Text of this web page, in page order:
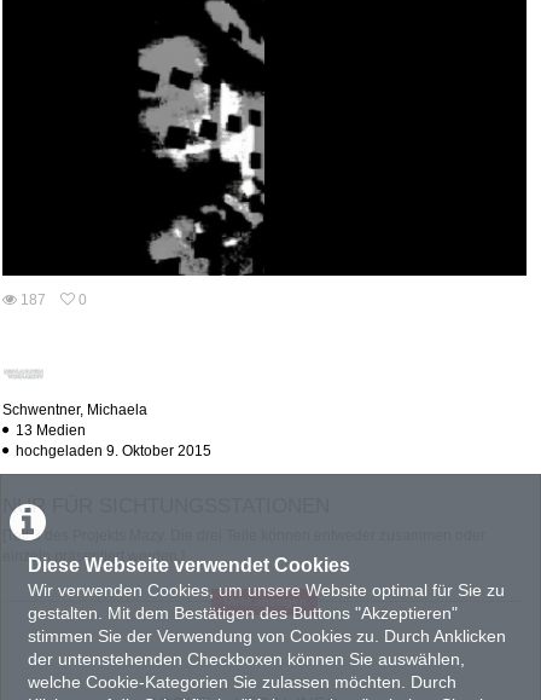
Diese Webseite verwendet Cookies
Wir verwenden Cookies, um unsere Website optimal für Sie zu
gestalten. Mit dem Bestätigen des Buttons "Akzeptieren"
stimmen Sie der Verwendung von Cookies zu. Durch Anklicken
der untenstehenden Checkboxen können Sie auswählen,
welche Cookie-Kategorien Sie zulassen möchten. Durch
187
0
Schwentner, Michaela
13 Medien
hochgeladen 9. Oktober 2015
NUR FÜR SICHTUNGSSTATIONEN
[Teil 3 des Projekts Mazy. Die drei Teile können entweder zusammen oder
einzeln präsentiert werden.]
Was hält der Körper unter den Bedingungen bild- und tonstellender Apparate
alles aus? Und: Was kann der Körper alles werden, wenn er den
Darstellungscodes eben jener Apparate tendenziell entweicht? MAZY
(„labyrinthisch”), nach der Choreographie von Willi Dorner, konzipiert entlang
der Dispositive Video, Film und Computer drei Antworten: videographische
Marionette, filmexpressionistisches Wesen, computerisierte Bewegungsspur.